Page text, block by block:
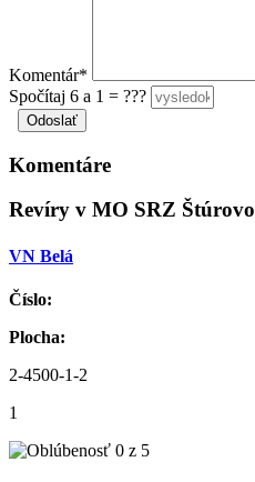
Komentár*
Spočítaj 6 a 1 = ???
Komentáre
Revíry v MO SRZ Štúrovo
VN Belá
Číslo:
Plocha:
2-4500-1-2
1